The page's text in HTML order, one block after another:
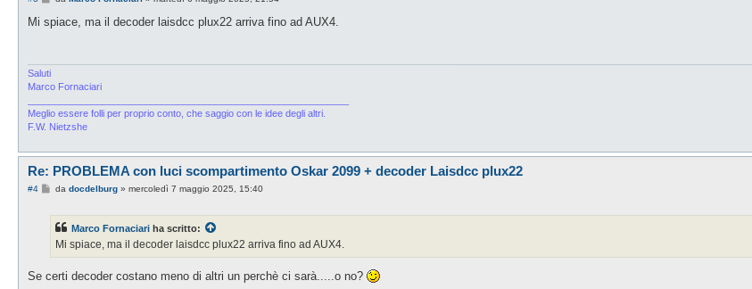
s
s
o
Mi spiace, ma il decoder laisdcc plux22 arriva fino ad AUX4.
Saluti
Marco Fornaciari
Meglio essere folli per proprio conto, che saggio con le idee degli altri.
F.W. Nietzshe
Re: PROBLEMA con luci scompartimento Oskar 2099 + decoder Laisdcc plux22
#4
M
a
g
o
da docdelburg» mercoledì 7 maggio 2025, 15:40
Marco Fornaciari ha scritto:
Mi spiace, ma il decoder laisdcc plux22 arriva fino ad AUX4.
Se certi decoder costano meno di altri un perchè ci sarà.....o no?